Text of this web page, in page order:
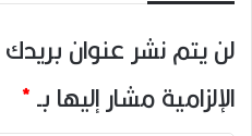
لن يتم نشر عنوان بريدك
الإلزامية مشار إليها بـ*